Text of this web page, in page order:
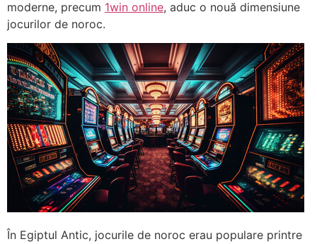
moderne, precum 1win online, aduc o nouă dimensiune
jocurilor de noroc.
În Egiptul Antic, jocurile de noroc erau populare printre